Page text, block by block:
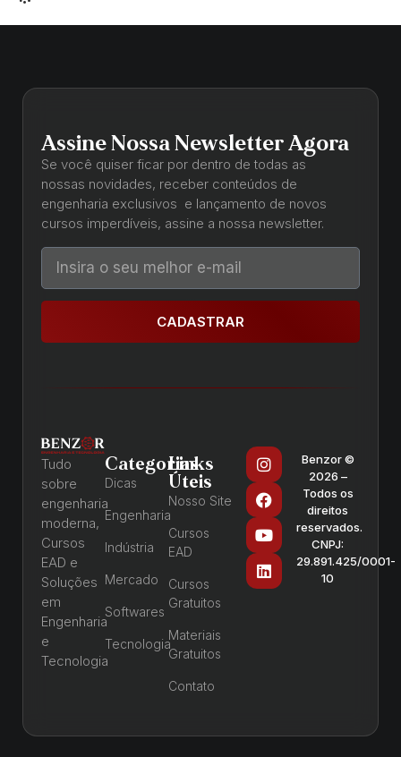
Assine Nossa Newsletter Agora
Se você quiser ficar por dentro de todas as
nossas novidades, receber conteúdos de
engenharia exclusivos e lançamento de novos
cursos imperdíveis, assine a nossa newsletter.
CADASTRAR
Tudo
sobre
engenharia
moderna,
Cursos
EAD e
Soluções
em
Engenharia
e
Tecnologia
Categorias
Dicas
Engenharia
Indústria
Mercado
Softwares
Tecnologia
Links
Úteis
Nosso Site
Cursos
EAD
Cursos
Gratuitos
Materiais
Gratuitos
Contato
Benzor ©
2026 –
Todos os
direitos
reservados.
CNPJ:
29.891.425/0001-
10